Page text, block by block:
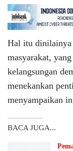
Hal itu dinilainya
masyarakat,
kelangsungan
menekankan
menyampaikan
BACA JUGA...